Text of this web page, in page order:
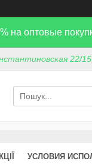
на оптовые
22/15,
УСЛОВИЯ